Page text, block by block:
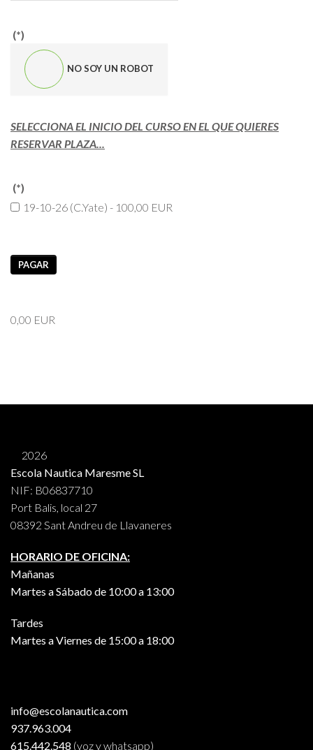
(*)
NO SOY UN ROBOT
SELECCIONA EL INICIO DEL CURSO EN EL QUE QUIERES
RESERVAR PLAZA...
(*)
19-10-26 (C.Yate) - 100,00 EUR
PAGAR
0,00 EUR
2026
Escola Nautica Maresme SL
NIF: B06837710
Port Balis, local 27
08392 Sant Andreu de Llavaneres
HORARIO DE OFICINA:
Mañanas
Martes a Sábado de 10:00 a 13:00
Tardes
Martes a Viernes de 15:00 a 18:00
info@escolanautica.com
937.963.004
615.442.548 (voz y whatsapp)